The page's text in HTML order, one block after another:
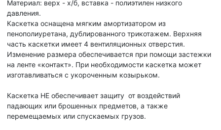
Материал: верх - х/б, вставка - полиэтилен низкого
давления.
Каскетка оснащена мягким амортизатором из
пенополиуретана, дублированного трикотажем. Верхняя
часть каскетки имеет 4 вентиляционных отверстия.
Изменение размера обеспечивается при помощи застежки
на ленте «контакт». При необходимости каскетка может
изготавливаться с укороченным козырьком.
Каскетка НЕ обеспечивает защиту от воздействий
падающих или брошенных предметов, а также
перемещаемых или спускаемых грузов.